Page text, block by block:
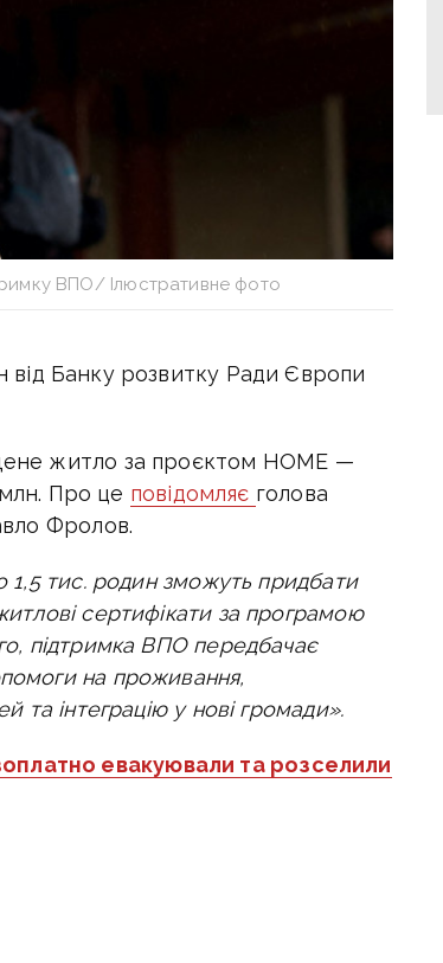
ВПО/ Ілюстративне фото
від Банку розвитку Ради Європи
житло за проєктом HOME —
Про це повідомляє голова
Фролов.
1,5 тис. родин зможуть придбати
сертифікати за програмою
підтримка ВПО передбачає
на проживання,
та інтеграцію у нові громади».
евакуювали та розселили